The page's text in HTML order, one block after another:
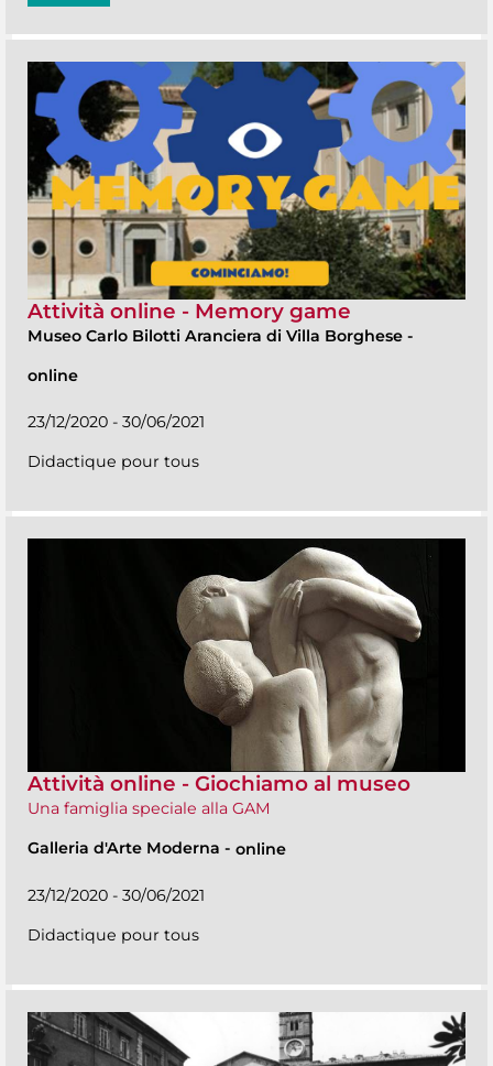
Attività online - Memory game
Museo Carlo Bilotti Aranciera di Villa Borghese -
online
23/12/2020 - 30/06/2021
Didactique pour tous
Attività online - Giochiamo al museo
Una famiglia speciale alla GAM
Galleria d'Arte Moderna - online
23/12/2020 - 30/06/2021
Didactique pour tous